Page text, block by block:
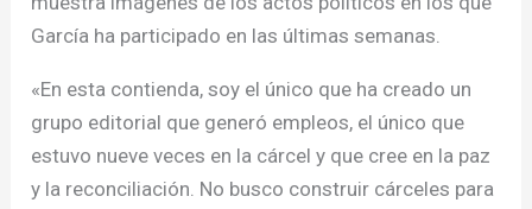
García ha participado en las últimas semanas.
«En esta contienda, soy el único que ha creado un
grupo editorial que generó empleos, el único que
estuvo nueve veces en la cárcel y que cree en la paz
y la reconciliación. No busco construir cárceles para